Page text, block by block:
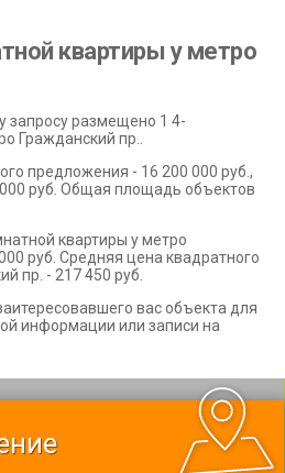
квартиры у метро
запросу размещено 1 4-
Гражданский пр..
предложения - 16 200 000 руб.,
руб. Общая площадь объектов
квартиры у метро
руб. Средняя цена квадратного
пр. - 217 450 руб.
вас объекта для
информации или записи на